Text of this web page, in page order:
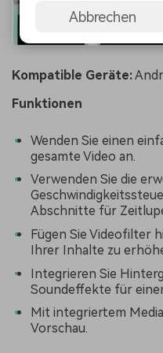
Kompatible Geräte:
Funktionen
Wenden Sie einen
gesamte Video an.
Verwenden Sie die
Abschnitte für
Fügen Sie Videofilter
Ihrer Inhalte zu
Integrieren Sie
Soundeffekte für
Mit integriertem
Vorschau.
Abbrechen